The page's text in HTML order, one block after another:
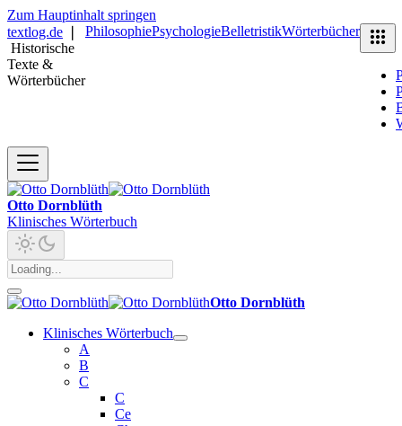
Zum Hauptinhalt springen
textlog.de
Historische
Texte &
Wörterbücher
PhilosophiePsychologieBelletristikWörterbücher
Otto Dornblüth
Klinisches Wörterbuch
Otto Dornblüth
Klinisches Wörterbuch
A
B
C
C
Ce